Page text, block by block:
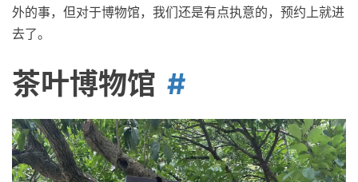
外的事，但对于博物馆，我们还是有点执意的，预约上就进
去了。
茶叶博物馆